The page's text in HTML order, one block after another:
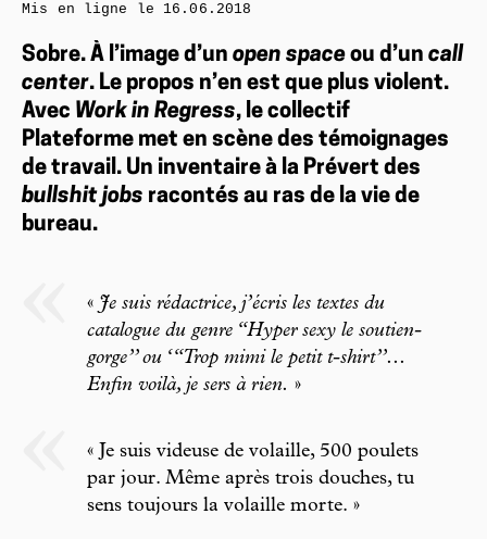
Sobre. À l’image d’un open space ou d’un call
center. Le propos n’en est que plus violent.
Avec Work in Regress, le collectif
Plateforme met en scène des témoignages
de travail. Un inventaire à la Prévert des
bullshit jobs racontés au ras de la vie de
bureau.
« Je suis rédactrice, j’écris les textes du
catalogue du genre “Hyper sexy le soutien-
gorge’’ ou ‘“Trop mimi le petit t-shirt’’...
Enfin voilà, je sers à rien. »
« Je suis videuse de volaille, 500 poulets
par jour. Même après trois douches, tu
sens toujours la volaille morte. »
Mis en ligne le 16.06.2018